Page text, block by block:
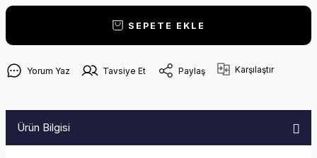
SEPETE EKLE
Yorum Yaz Tavsiye Et Paylaş Karşılaştır
Ürün Bilgisi